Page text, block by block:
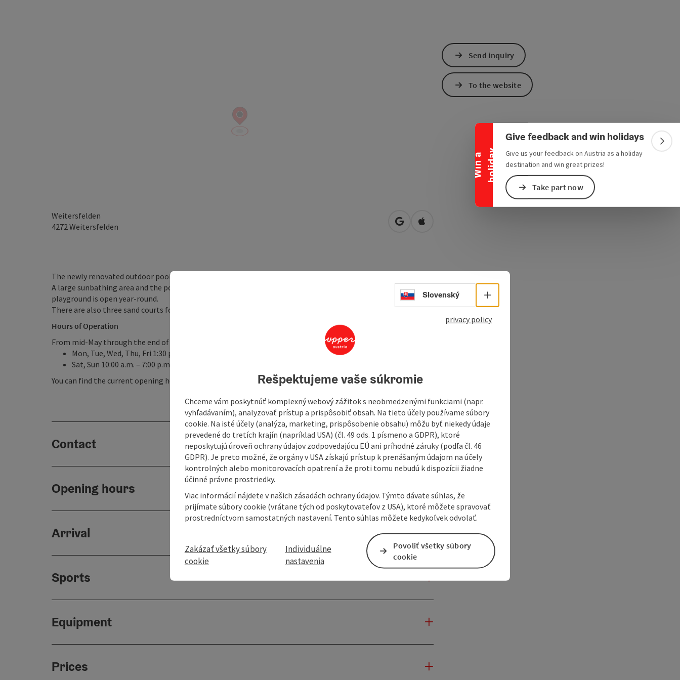
W
i
n
a
h
o
l
i
d
a y
Collapse banner Give feedback and win holidays
Give us your feedback on Austria as a holiday
destination and win great prizes!
Take part now
Weitersfelden
4272Weitersfelden open in Google Maps
Open in Apple Maps
The newly renovated outdoor pool in Weitersfelden features a spacious swimming pool and a children’s pool.
A large sunbathing area and the poolside snack bar with a sun deck round out the amenities. The children’s
playground is open year-round.
There are also three sand courts for beach volleyball.
Hours of Operation
From mid-May through the end of August
Mon, Tue, Wed, Thu, Fri 1:30 p.m. – 7:00 p.m.
Sat, Sun 10:00 a.m. – 7:00 p.m.
You can find the current opening hours on the Weiterfelden municipality’s websiteHERE
Contact
Opening hours
Arrival
Sports
Equipment
Prices
Send inquiry
To the website
Select language - Open menu
Slovenský
privacy policy
Rešpektujeme vaše súkromie
Chceme vám poskytnúť komplexný webový zážitok s neobmedzenými funkciami (napr.
vyhľadávaním), analyzovať prístup a prispôsobiť obsah. Na tieto účely používame súbory
cookie. Na isté účely (analýza, marketing, prispôsobenie obsahu) môžu byť niekedy údaje
prevedené do tretích krajín (napríklad USA) (čl. 49 ods. 1 písmeno a GDPR), ktoré
neposkytujú úroveň ochrany údajov zodpovedajúcu EÚ ani príhodné záruky (podľa čl. 46
GDPR). Je preto možné, že orgány v USA získajú prístup k prenášaným údajom na účely
kontrolných alebo monitorovacích opatrení a že proti tomu nebudú k dispozícii žiadne
účinné právne prostriedky.
Viac informácií nájdete v našich zásadách ochrany údajov. Týmto dávate súhlas, že
prijímate súbory cookie (vrátane tých od poskytovateľov z USA), ktoré môžete spravovať
prostredníctvom samostatných nastavení. Tento súhlas môžete kedykoľvek odvolať.
Zakázať všetky súbory
cookie
Individuálne
nastavenia
Povoliť všetky súbory
cookie